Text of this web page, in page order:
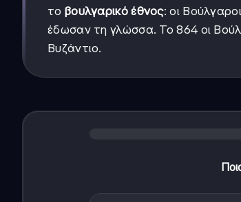
το βουλγαρικό έθνος: οι
έδωσαν τη γλώσσα. Το 864 οι
Βυζάντιο.